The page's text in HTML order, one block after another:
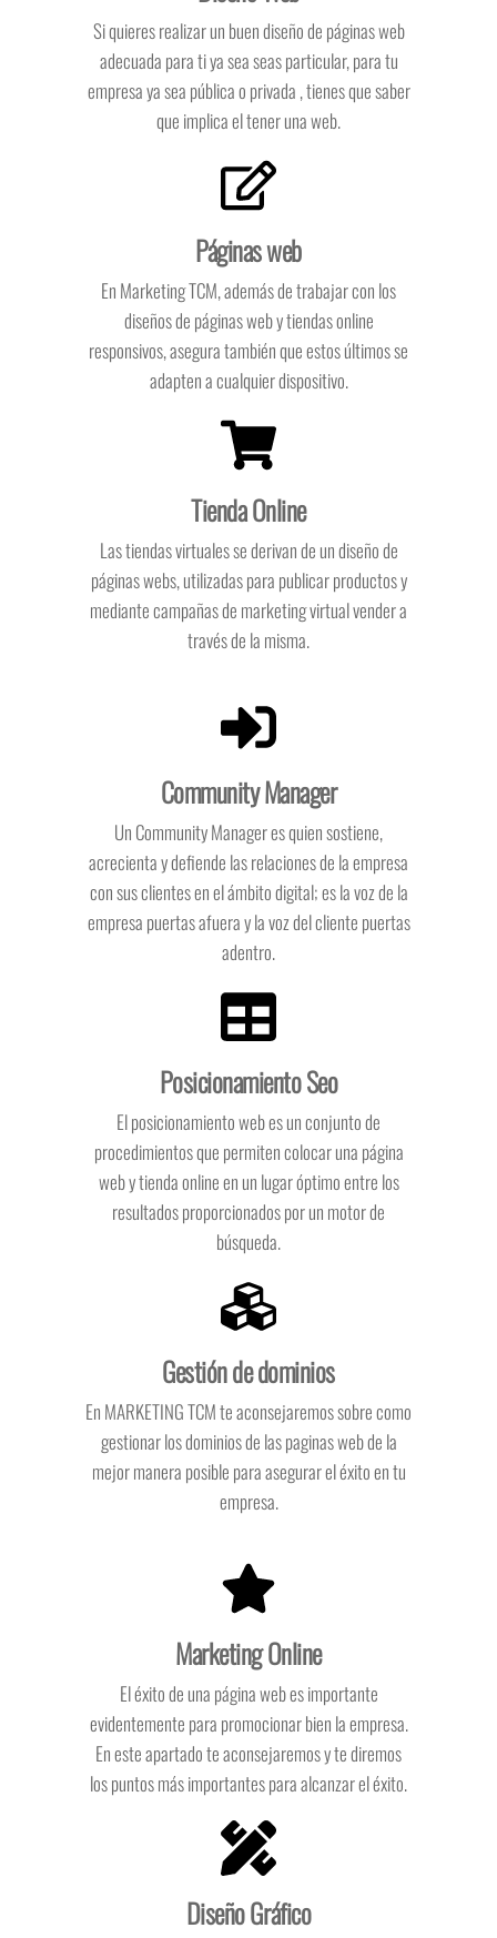
Si quieres realizar un buen diseño de páginas web
adecuada para ti ya sea seas particular, para tu
empresa ya sea pública o privada , tienes que saber
que implica el tener una web.
Páginas web
En Marketing TCM, además de trabajar con los
diseños de páginas web y tiendas online
responsivos, asegura también que estos últimos se
adapten a cualquier dispositivo.
Tienda Online
Las tiendas virtuales se derivan de un diseño de
páginas webs, utilizadas para publicar productos y
mediante campañas de marketing virtual vender a
través de la misma.
Community Manager
Un Community Manager es quien sostiene,
acrecienta y defiende las relaciones de la empresa
con sus clientes en el ámbito digital; es la voz de la
empresa puertas afuera y la voz del cliente puertas
adentro.
Posicionamiento Seo
El posicionamiento web es un conjunto de
procedimientos que permiten colocar una página
web y tienda online en un lugar óptimo entre los
resultados proporcionados por un motor de
búsqueda.
Gestión de dominios
En MARKETING TCM te aconsejaremos sobre como
gestionar los dominios de las paginas web de la
mejor manera posible para asegurar el éxito en tu
empresa.
Marketing Online
El éxito de una página web es importante
evidentemente para promocionar bien la empresa.
En este apartado te aconsejaremos y te diremos
los puntos más importantes para alcanzar el éxito.
Diseño Gráfico